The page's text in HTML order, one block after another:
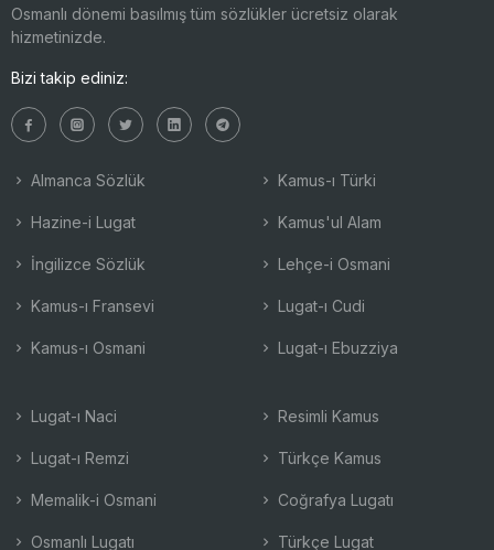
Osmanlı dönemi basılmış tüm sözlükler ücretsiz olarak
hizmetinizde.
Bizi takip ediniz:
Almanca Sözlük
Hazine-i Lugat
İngilizce Sözlük
Kamus-ı Fransevi
Kamus-ı Osmani
Kamus-ı Türki
Kamus'ul Alam
Lehçe-i Osmani
Lugat-ı Cudi
Lugat-ı Ebuzziya
Lugat-ı Naci
Lugat-ı Remzi
Memalik-i Osmani
Osmanlı Lugatı
Resimli Kamus
Türkçe Kamus
Coğrafya Lugatı
Türkçe Lugat